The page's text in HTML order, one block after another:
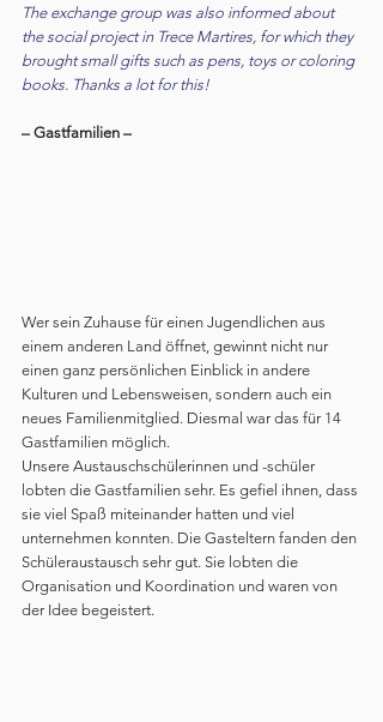
The exchange group was also informed about
the social project in Trece Martires, for which they
brought small gifts such as pens, toys or coloring
books. Thanks a lot for this!
– Gastfamilien –
Wer sein Zuhause für einen Jugendlichen aus
einem anderen Land öffnet, gewinnt nicht nur
einen ganz persönlichen Einblick in andere
Kulturen und Lebensweisen, sondern auch ein
neues Familienmitglied. Diesmal war das für 14
Gastfamilien möglich.
Unsere Austauschschülerinnen und -schüler
lobten die Gastfamilien sehr. Es gefiel ihnen, dass
sie viel Spaß miteinander hatten und viel
unternehmen konnten. Die Gasteltern fanden den
Schüleraustausch sehr gut. Sie lobten die
Organisation und Koordination und waren von
der Idee begeistert.